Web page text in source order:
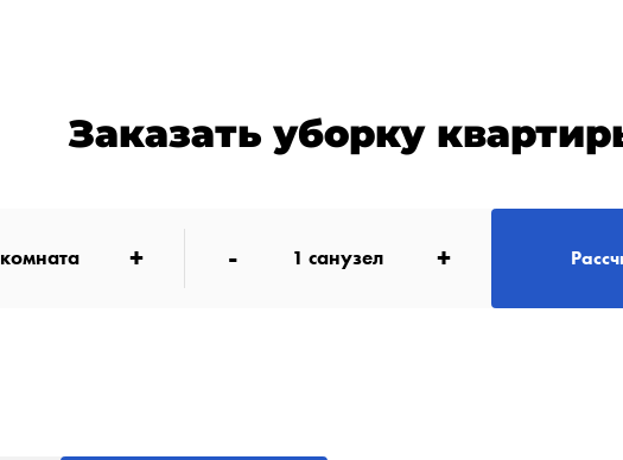
Заказать уборку
комната + - 1 санузел +